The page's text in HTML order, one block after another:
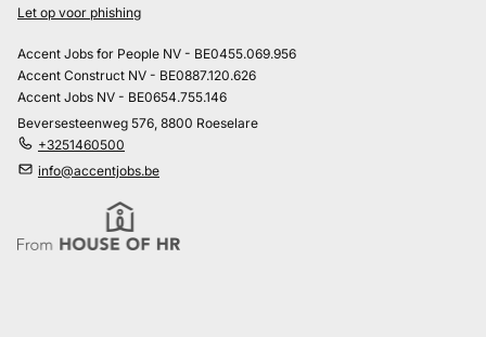
Let op voor phishing
Accent Jobs for People NV - BE0455.069.956
Accent Construct NV - BE0887.120.626
Accent Jobs NV - BE0654.755.146
Beversesteenweg 576, 8800 Roeselare
+3251460500
info@accentjobs.be